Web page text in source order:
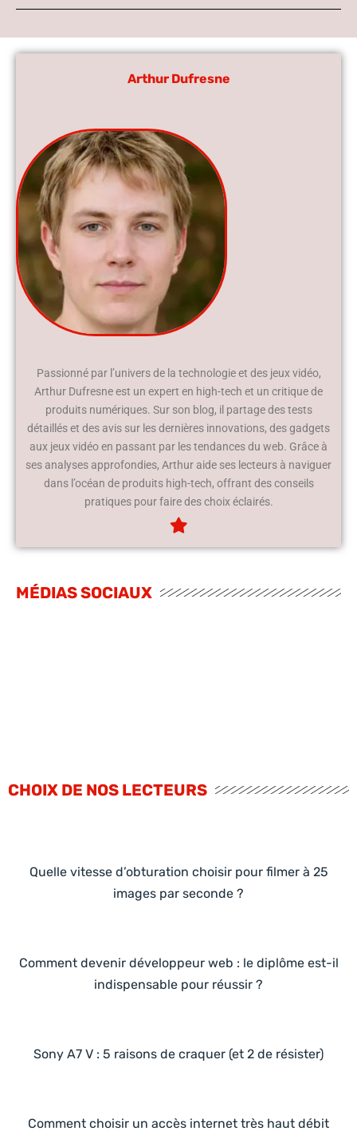
Arthur Dufresne
Passionné par l’univers de la technologie et des jeux vidéo,
Arthur Dufresne est un expert en high-tech et un critique de
produits numériques. Sur son blog, il partage des tests
détaillés et des avis sur les dernières innovations, des gadgets
aux jeux vidéo en passant par les tendances du web. Grâce à
ses analyses approfondies, Arthur aide ses lecteurs à naviguer
dans l’océan de produits high-tech, offrant des conseils
pratiques pour faire des choix éclairés.
MÉDIAS SOCIAUX
CHOIX DE NOS LECTEURS
Quelle vitesse d’obturation choisir pour filmer à 25
images par seconde ?
Comment devenir développeur web : le diplôme est-il
indispensable pour réussir ?
Sony A7 V : 5 raisons de craquer (et 2 de résister)
Comment choisir un accès internet très haut débit